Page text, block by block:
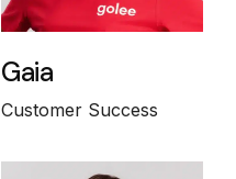
Gaia
Customer Success